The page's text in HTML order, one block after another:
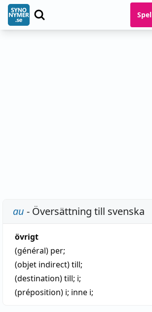
Spel
au - Översättning till svenska
övrigt
(général) per;
(objet indirect)till;
(destination)till; i;
(préposition) i; inne i;